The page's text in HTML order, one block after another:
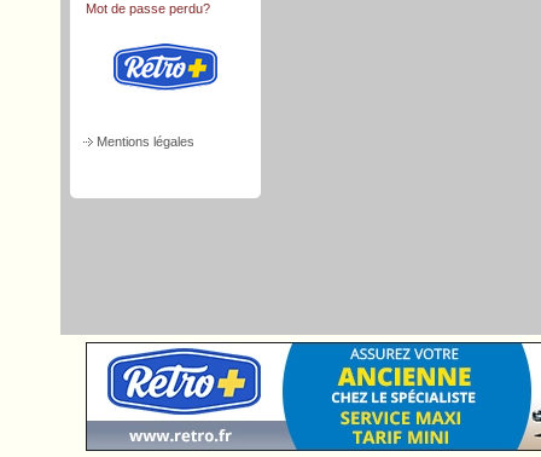
Mot de passe perdu?
Mentions légales